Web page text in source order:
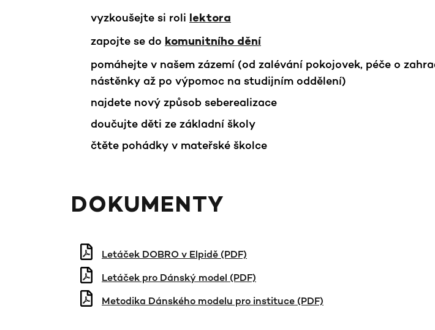
vyzkoušejte si roli lektora
zapojte se do komunitního dění
pomáhejte v našem zázemí (od zalévání pokojovek, péče o
nástěnky až po výpomoc na studijním oddělení)
najdete nový způsob seberealizace
doučujte děti ze základní školy
čtěte pohádky v mateřské školce
DOKUMENTY
Letáček DOBRO v Elpidě (PDF)
Letáček pro Dánský model (PDF)
Metodika Dánského modelu pro instituce (PDF)